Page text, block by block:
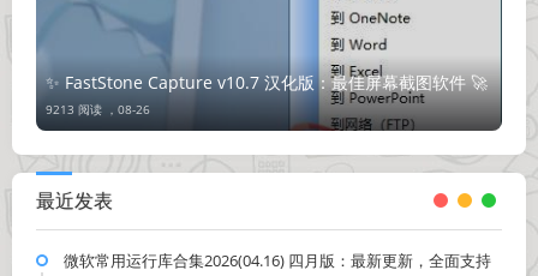
✨ FastStone Capture v10.7 汉化版：最佳屏幕截图软件 🚀
9213 阅读 ， 08-26
最近发表
微软常用运行库合集2026(04.16) 四月版：最新更新，全面支持